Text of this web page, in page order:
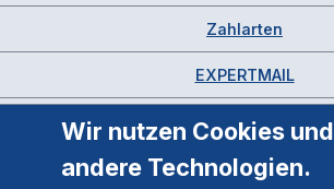
Zahlarten
EXPERTMAIL
Wir nutzen Cookies und
andere Technologien.